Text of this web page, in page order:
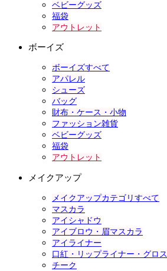
ベビーグッズ
福袋
アウトレット
ボーイズ
ボーイズすべて
アパレル
シューズ
バッグ
財布・ケース・小物
ファッション雑貨
ベビーグッズ
福袋
アウトレット
メイクアップ
メイクアップカテゴリすべて
マスカラ
アイシャドウ
アイブロウ・眉マスカラ
アイライナー
口紅・リップライナー・グロス
チーク